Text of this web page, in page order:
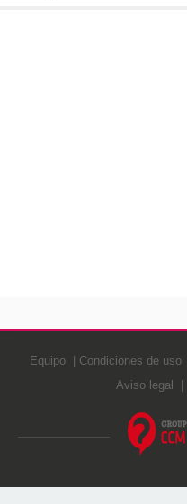
Equipo Condiciones de uso
Aviso legal